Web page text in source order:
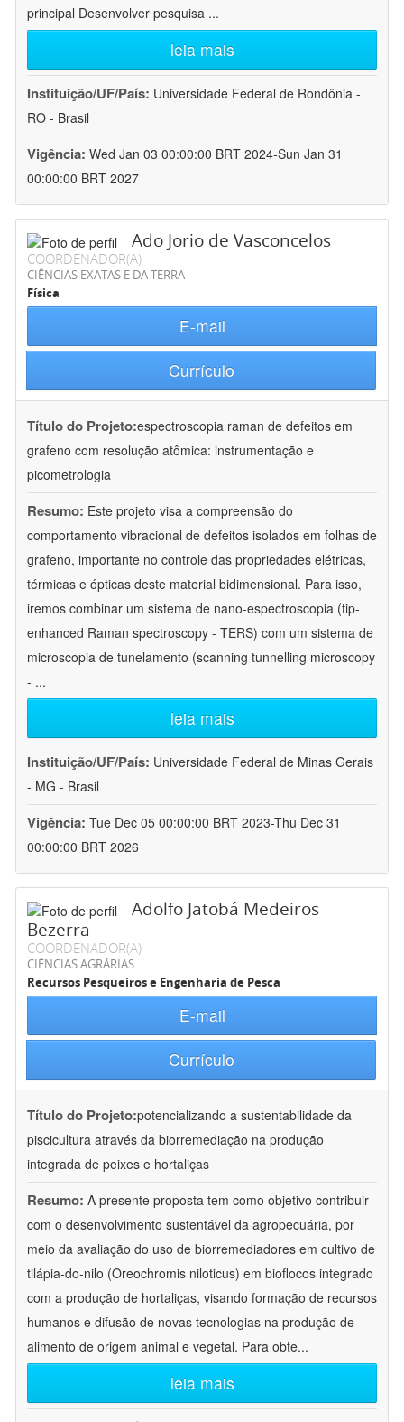
principal Desenvolver pesquisa ...
leia mais
Instituição/UF/País: Universidade Federal de Rondônia -
RO - Brasil
Vigência: Wed Jan 03 00:00:00 BRT 2024-Sun Jan 31
00:00:00 BRT 2027
Ado Jorio de Vasconcelos
COORDENADOR(A)
CIÊNCIAS EXATAS E DA TERRA
Física
E-mail
Currículo
Título do Projeto:espectroscopia raman de defeitos em
grafeno com resolução atômica: instrumentação e
picometrologia
Resumo: Este projeto visa a compreensão do
comportamento vibracional de defeitos isolados em folhas de
grafeno, importante no controle das propriedades elétricas,
térmicas e ópticas deste material bidimensional. Para isso,
iremos combinar um sistema de nano-espectroscopia (tip-
enhanced Raman spectroscopy - TERS) com um sistema de
microscopia de tunelamento (scanning tunnelling microscopy
- ...
leia mais
Instituição/UF/País: Universidade Federal de Minas Gerais
- MG - Brasil
Vigência: Tue Dec 05 00:00:00 BRT 2023-Thu Dec 31
00:00:00 BRT 2026
Adolfo Jatobá Medeiros
Bezerra
COORDENADOR(A)
CIÊNCIAS AGRÁRIAS
Recursos Pesqueiros e Engenharia de Pesca
E-mail
Currículo
Título do Projeto:potencializando a sustentabilidade da
piscicultura através da biorremediação na produção
integrada de peixes e hortaliças
Resumo: A presente proposta tem como objetivo contribuir
com o desenvolvimento sustentável da agropecuária, por
meio da avaliação do uso de biorremediadores em cultivo de
tilápia-do-nilo (Oreochromis niloticus) em bioflocos integrado
com a produção de hortaliças, visando formação de recursos
humanos e difusão de novas tecnologias na produção de
alimento de origem animal e vegetal. Para obte...
leia mais